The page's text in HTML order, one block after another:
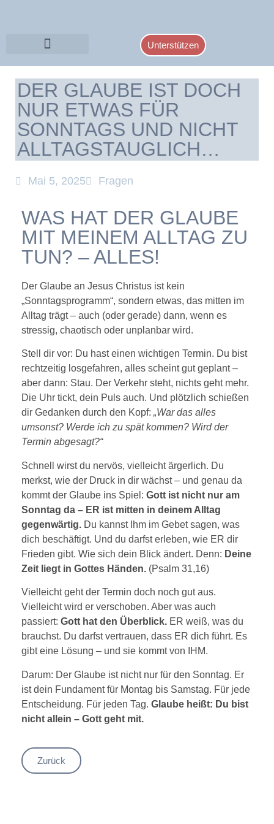
Unterstützen
DER GLAUBE IST DOCH
NUR ETWAS FÜR
SONNTAGS UND NICHT
ALLTAGSTAUGLICH…
Mai 5, 2025 Fragen
WAS HAT DER GLAUBE
MIT MEINEM ALLTAG ZU
TUN? – ALLES!
Der Glaube an Jesus Christus ist kein
„Sonntagsprogramm“, sondern etwas, das mitten im
Alltag trägt – auch (oder gerade) dann, wenn es
stressig, chaotisch oder unplanbar wird.
Stell dir vor: Du hast einen wichtigen Termin. Du bist
rechtzeitig losgefahren, alles scheint gut geplant –
aber dann: Stau. Der Verkehr steht, nichts geht mehr.
Die Uhr tickt, dein Puls auch. Und plötzlich schießen
dir Gedanken durch den Kopf: „War das alles
umsonst? Werde ich zu spät kommen? Wird der
Termin abgesagt?“
Schnell wirst du nervös, vielleicht ärgerlich. Du
merkst, wie der Druck in dir wächst – und genau da
kommt der Glaube ins Spiel: Gott ist nicht nur am
Sonntag da – ER ist mitten in deinem Alltag
gegenwärtig. Du kannst Ihm im Gebet sagen, was
dich beschäftigt. Und du darfst erleben, wie ER dir
Frieden gibt. Wie sich dein Blick ändert. Denn: Deine
Zeit liegt in Gottes Händen. (Psalm 31,16)
Vielleicht geht der Termin doch noch gut aus.
Vielleicht wird er verschoben. Aber was auch
passiert: Gott hat den Überblick. ER weiß, was du
brauchst. Du darfst vertrauen, dass ER dich führt. Es
gibt eine Lösung – und sie kommt von IHM.
Darum: Der Glaube ist nicht nur für den Sonntag. Er
ist dein Fundament für Montag bis Samstag. Für jede
Entscheidung. Für jeden Tag. Glaube heißt: Du bist
nicht allein – Gott geht mit.
Zurück